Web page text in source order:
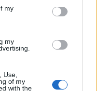
my
my
Use,
of my
with the